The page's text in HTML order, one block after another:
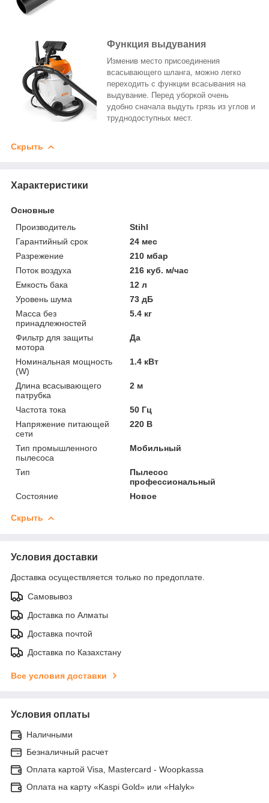
Функция выдувания
Изменив место присоединения
всасывающего шланга, можно легко
переходить с функции всасывания на
выдувание. Перед уборкой очень
удобно сначала выдуть грязь из углов и
труднодоступных мест.
Скрыть
Характеристики
Основные
Производитель
Stihl
Гарантийный срок
24 мес
Разрежение
210 мбар
Поток воздуха
216 куб. м/час
Емкость бака
12 л
Уровень шума
73 дБ
Масса без
принадлежностей
5.4 кг
Фильтр для защиты
мотора
Да
Номинальная мощность
(W)
1.4 кВт
Длина всасывающего
патрубка
2 м
Частота тока
50 Гц
Напряжение питающей
сети
220 В
Тип промышленного
пылесоса
Мобильный
Тип
Пылесос
профессиональный
Состояние
Новое
Скрыть
Условия доставки
Доставка осуществляется только по предоплате.
Самовывоз
Доставка по Алматы
Доставка почтой
Доставка по Казахстану
Все условия доставки
Условия оплаты
Наличными
Безналичный расчет
Оплата картой Visa, Mastercard - Woopkassa
Оплата на карту «Kaspi Gold» или «Halyk»